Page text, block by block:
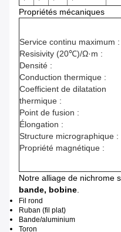
Propriétés mécaniques
Service continu maximum :
Resisivity (20℃)/Ω·m :
Densité :
Conduction thermique :
Coefficient de dilatation
thermique :
Point de fusion :
Élongation :
Structure micrographique :
Propriété magnétique :
Notre alliage de nichrome
bande, bobine.
Fil rond
Ruban (fil plat)
Bande/aluminium
Toron